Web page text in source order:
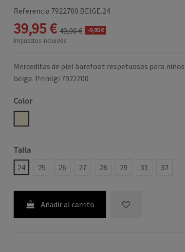
Referencia 7922700.BEIGE.24
39,95 € 49,90 € -9,95 €
Impuestos incluidos
Merceditas de piel barefoot respetuosos para
beige. Primigi 7922700
Color
Talla
24
25 26 27 28 29 31 32
Añadir al carrito